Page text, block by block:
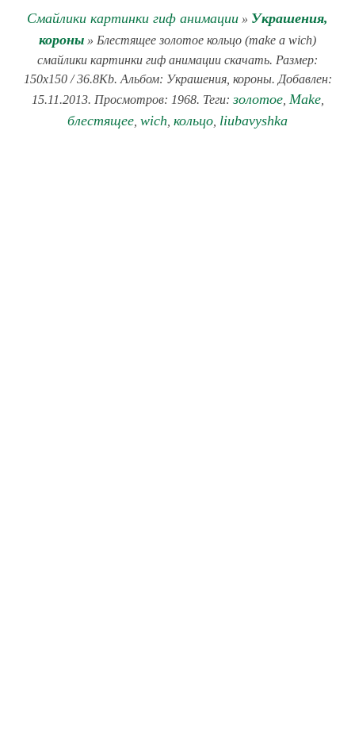
Смайлики картинки гиф анимации » Украшения,
короны » Блестящее золотое кольцо (make a wich)
смайлики картинки гиф анимации скачать. Размер:
150x150 / 36.8Kb. Альбом: Украшения, короны. Добавлен:
15.11.2013. Просмотров: 1968. Теги:золотое, Make,
блестящее wich кольцо liubavyshka